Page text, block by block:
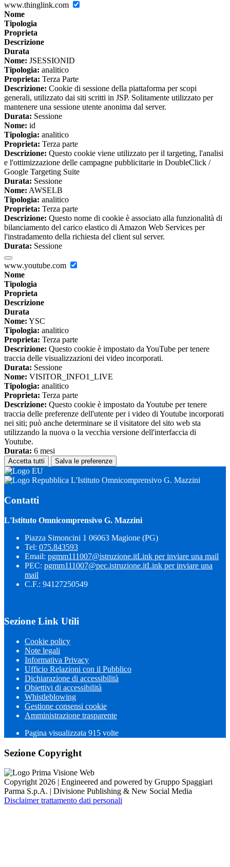
www.thinglink.com
Nome
Tipologia
Proprieta
Descrizione
Durata
Nome: JSESSIONID
Tipologia: analitico
Proprieta: Terza Parte
Descrizione: Cookie di sessione della piattaforma per scopi
generali, utilizzato dai siti scritti in JSP. Solitamente utilizzato per
mantenere una sessione utente anonima dal server.
Durata: Sessione
Nome: id
Tipologia: analitico
Proprieta: Terza parte
Descrizione: Questo cookie viene utilizzato per il targeting, l'analisi
e l'ottimizzazione delle campagne pubblicitarie in DoubleClick /
Google Targeting Suite
Durata: Sessione
Nome: AWSELB
Tipologia: analitico
Proprieta: Terza parte
Descrizione: Questo nome di cookie è associato alla funzionalità di
bilanciamento del carico elastico di Amazon Web Services per
l'instradamento della richiesta del client sul server.
Durata: Sessione
www.youtube.com
Nome
Tipologia
Proprieta
Descrizione
Durata
Nome: YSC
Tipologia: analitico
Proprieta: Terza parte
Descrizione: Questo cookie è impostato da YouTube per tenere
traccia delle visualizzazioni dei video incorporati.
Durata: Sessione
Nome: VISITOR_INFO1_LIVE
Tipologia: analitico
Proprieta: Terza parte
Descrizione: Questo cookie è impostato da Youtube per tenere
traccia delle preferenze dell'utente per i video di Youtube incorporati
nei siti; può anche determinare se il visitatore del sito web sta
utilizzando la nuova o la vecchia versione dell'interfaccia di
Youtube.
Durata: 6 mesi
Accetta tutti Salva le preferenze
L'Istituto Omnicomprensivo G. Mazzini
Contatti
L'Istituto Omnicomprensivo G. Mazzini
Piazza Simoncini 1 06063 Magione (PG)
Tel: 075.843593
Email: pgmm111007@istruzione.itLink per inviare una mail
PEC: pgmm111007@pec.istruzione.itLink per inviare una
mail
C.F.: 94127250549
Sezione Link Utili
Cookie policy
Note legali
Informativa Privacy
Ufficio Relazioni con il Pubblico
Dichiarazione di accessibilità
Obiettivi di accessibilità
Whistleblowing
Gestione consensi cookie
Amministrazione trasparente
Pagina visualizzata 915 volte
Sezione Copyright
Copyright 2026 | Engineered and powered by Gruppo Spaggiari
Parma S.p.A. | Divisione Publishing & New Social Media
Disclaimer trattamento dati personali